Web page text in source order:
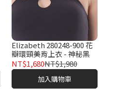
Elizabeth 280248-900 花
瓣環頸美背上衣 - 神秘黑
NT$1,680NT$1,980
加入購物車